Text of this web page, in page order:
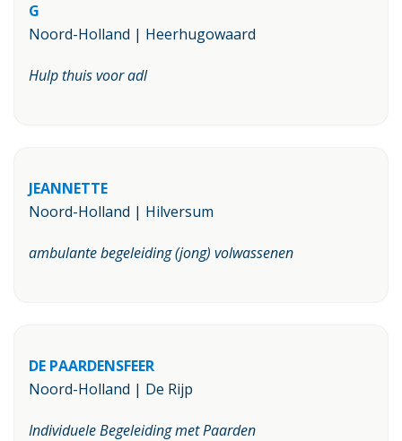
G
Noord-Holland | Heerhugowaard
Hulp thuis voor adl
JEANNETTE
Noord-Holland | Hilversum
ambulante begeleiding (jong) volwassenen
DE PAARDENSFEER
Noord-Holland | De Rijp
Individuele Begeleiding met Paarden